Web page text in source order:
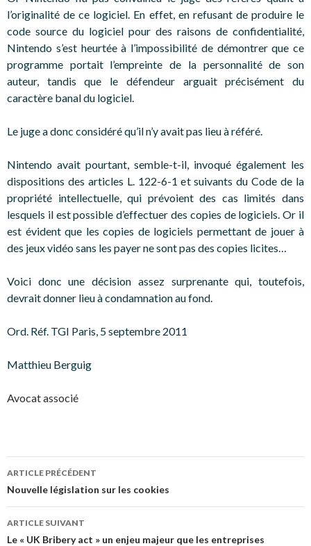
l’originalité de ce logiciel. En effet, en refusant de produire le
code source du logiciel pour des raisons de confidentialité,
Nintendo s’est heurtée à l’impossibilité de démontrer que ce
programme portait l’empreinte de la personnalité de son
auteur, tandis que le défendeur arguait précisément du
caractère banal du logiciel.
Le juge a donc considéré qu’il n’y avait pas lieu à référé.
Nintendo avait pourtant, semble-t-il, invoqué également les
dispositions des articles L. 122-6-1 et suivants du Code de la
propriété intellectuelle, qui prévoient des cas limités dans
lesquels il est possible d’effectuer des copies de logiciels. Or il
est évident que les copies de logiciels permettant de jouer à
des jeux vidéo sans les payer ne sont pas des copies licites…
Voici donc une décision assez surprenante qui, toutefois,
devrait donner lieu à condamnation au fond.
Ord. Réf. TGI Paris, 5 septembre 2011
Matthieu Berguig
Avocat associé
Navigation
des
articles
ARTICLE PRÉCÉDENT
Nouvelle législation sur les cookies
ARTICLE SUIVANT
Le « UK Bribery act » un enjeu majeur que les entreprises